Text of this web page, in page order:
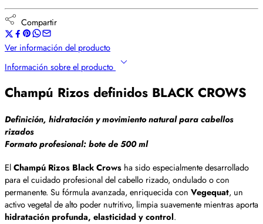
Compartir
Ver información del producto
Información sobre el producto
Champú Rizos definidos BLACK CROWS
Definición, hidratación y movimiento natural para cabellos
rizados
Formato profesional:bote de 500 ml
ElChampú Rizos Black Crows ha sido especialmente desarrollado
para el cuidado profesional del cabello rizado, ondulado o con
permanente. Su fórmula avanzada, enriquecida con Vegequat, un
activo vegetal de alto poder nutritivo, limpia suavemente mientras aporta
hidratación profunda, elasticidad y control.